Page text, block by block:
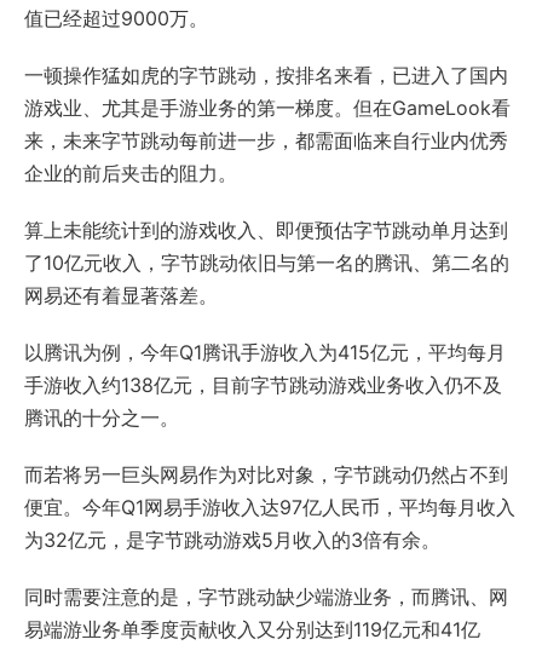
值已经超过9000万。
一顿操作猛如虎的字节跳动，按排名来看，已进入了国内
游戏业、尤其是手游业务的第一梯度。但在GameLook看
来，未来字节跳动每前进一步，都需面临来自行业内优秀
企业的前后夹击的阻力。
算上未能统计到的游戏收入、即便预估字节跳动单月达到
了10亿元收入，字节跳动依旧与第一名的腾讯、第二名的
网易还有着显著落差。
以腾讯为例，今年Q1腾讯手游收入为415亿元，平均每月
手游收入约138亿元，目前字节跳动游戏业务收入仍不及
腾讯的十分之一。
而若将另一巨头网易作为对比对象，字节跳动仍然占不到
便宜。今年Q1网易手游收入达97亿人民币，平均每月收入
为32亿元，是字节跳动游戏5月收入的3倍有余。
同时需要注意的是，字节跳动缺少端游业务，而腾讯、网
易端游业务单季度贡献收入又分别达到119亿元和41亿